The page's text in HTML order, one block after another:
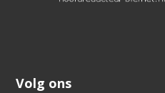
Volg ons